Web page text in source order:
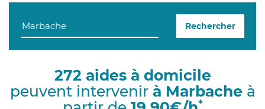
n
g
i
Rechercher
272 aides à domicile
peuvent intervenir à Marbache à
*